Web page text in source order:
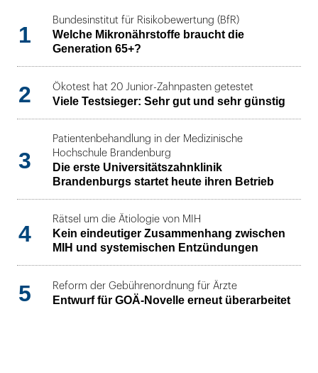
1
Bundesinstitut für Risikobewertung (BfR)
Welche Mikronährstoffe braucht die
Generation 65+?
2 Ökotest hat 20 Junior-Zahnpasten getestet
Viele Testsieger: Sehr gut und sehr günstig
3
Patientenbehandlung in der Medizinische
Hochschule Brandenburg
Die erste Universitätszahnklinik
Brandenburgs startet heute ihren Betrieb
4
Rätsel um die Ätiologie von MIH
Kein eindeutiger Zusammenhang zwischen
MIH und systemischen Entzündungen
5 Reform der Gebührenordnung für Ärzte
Entwurf für GOÄ-Novelle erneut überarbeitet